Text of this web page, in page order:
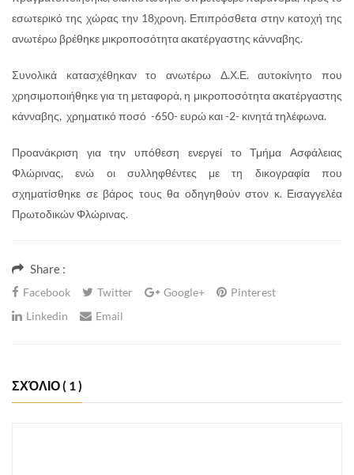
εσωτερικό της χώρας την 18χρονη. Επιπρόσθετα στην κατοχή της
ανωτέρω βρέθηκε μικροποσότητα ακατέργαστης κάνναβης.
Συνολικά κατασχέθηκαν το ανωτέρω Δ.Χ.Ε. αυτοκίνητο που
χρησιμοποιήθηκε για τη μεταφορά, η μικροποσότητα ακατέργαστης
κάνναβης, χρηματικό ποσό -650- ευρώ και -2- κινητά τηλέφωνα.
Προανάκριση για την υπόθεση ενεργεί το Τμήμα Ασφάλειας
Φλώρινας, ενώ οι συλληφθέντες με τη δικογραφία που
σχηματίσθηκε σε βάρος τους θα οδηγηθούν στoν κ. Εισαγγελέα
Πρωτοδικών Φλώρινας.
Share :
Facebook Twitter Google+
Pinterest
Linkedin
Email
ΣΧΌΛΙΟ( 1 )